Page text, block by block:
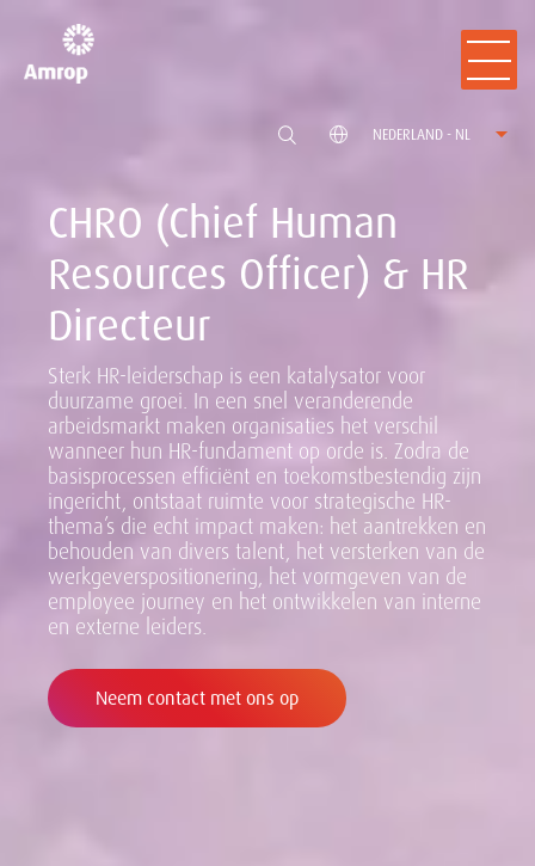
NEDERLAND - NL
CHRO (Chief Human
Resources Officer) & HR
Directeur
Sterk HR-leiderschap is een katalysator voor
duurzame groei. In een snel veranderende
arbeidsmarkt maken organisaties het verschil
wanneer hun HR-fundament op orde is. Zodra de
basisprocessen efficiënt en toekomstbestendig zijn
ingericht, ontstaat ruimte voor strategische HR-
thema’s die echt impact maken: het aantrekken en
behouden van divers talent, het versterken van de
werkgeverspositionering, het vormgeven van de
employee journey en het ontwikkelen van interne
en externe leiders.
Neem contact met ons op